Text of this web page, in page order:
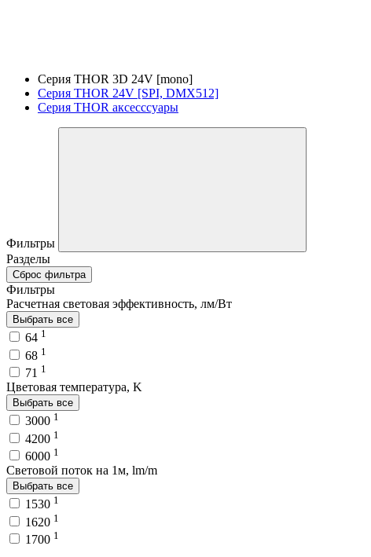
Серия THOR 3D 24V [mono]
Серия THOR 24V [SPI, DMX512]
Серия THOR аксесссуары
Фильтры
Разделы
Сброс фильтра
Фильтры
Расчетная световая эффективность, лм/Вт
Выбрать все
64 1
68 1
71 1
Цветовая температура, K
Выбрать все
3000 1
4200 1
6000 1
Световой поток на 1м, lm/m
Выбрать все
1530 1
1620 1
1700 1